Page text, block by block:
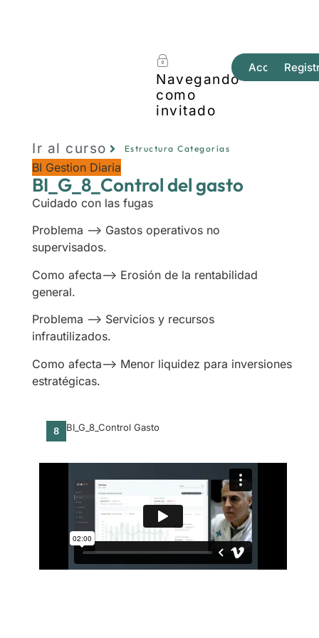
Navegando
como
invitado
Acceder
Ir al curso Estructura Categorías
BI Gestion Diaria
BI_G_8_Control del gasto
Cuidado con las fugas
Problema —> Gastos operativos no
supervisados.
Como afecta—> Erosión de la rentabilidad
general.
Problema —> Servicios y recursos
infrautilizados.
Como afecta—> Menor liquidez para inversiones
estratégicas.
8 BI_G_8_Control Gasto